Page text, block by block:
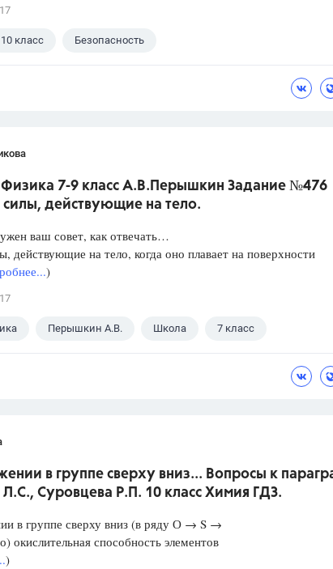
10 класс Безопасность
Физика 7-9 класс А.В.Перышкин Задание №476
силы, действующие на тело.
ваш совет, как отвечать…
действующие на тело, когда оно плавает на поверхности
)
Перышкин А.В. Школа 7 класс
в группе сверху вниз... Вопросы к
Л.С., Суровцева Р.П. 10 класс Химия ГДЗ.
в группе сверху вниз (в ряду О → S →
способность элементов
)